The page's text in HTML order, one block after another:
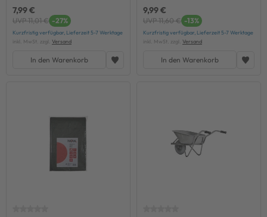
7,99 €
UVP 11,01 € -27%
Kurzfristig verfügbar, Lieferzeit 5-7 Werktage
inkl. MwSt. zzgl. Versand
In den Warenkorb
9,99 €
UVP 11,60 € -13%
Kurzfristig verfügbar, Lieferzeit 5-7 Werktage
inkl. MwSt. zzgl. Versand
In den Warenkorb